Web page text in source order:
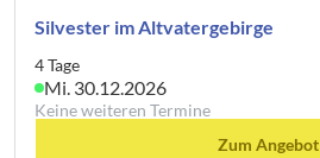
Silvester im Altvatergebirge
4 Tage
Mi. 30.12.2026
Keine weiteren Termine
Zum Angebot